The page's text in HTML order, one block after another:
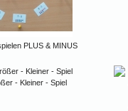
PLUS & MINUS
- Kleiner - Spiel